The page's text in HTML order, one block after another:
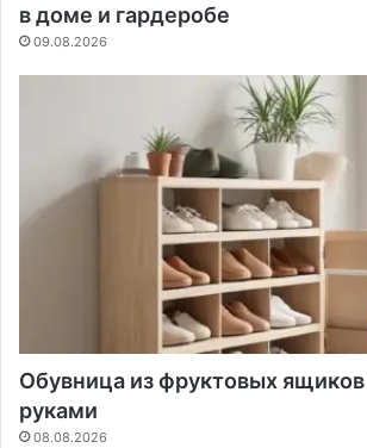
в доме и гардеробе
09.08.2026
Обувница из фруктовых
руками
08.08.2026